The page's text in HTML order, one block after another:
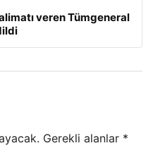
veren Tümgeneral
Gerekli alanlar *